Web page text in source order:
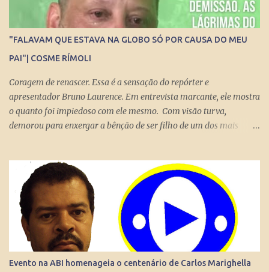
"FALAVAM QUE ESTAVA NA GLOBO SÓ POR CAUSA DO MEU
PAI"| COSME RÍMOLI
Coragem de renascer. Essa é a sensação do repórter e
apresentador Bruno Laurence. Em entrevista marcante, ele mostra
o quanto foi impiedoso com ele mesmo. Com visão turva,
demorou para enxergar a bênção de ser filho de um dos mais
pela regionalização do Globo Esporte, criador dos programas
Grandes Momentos do Esporte e Cartão Verde, entre inúmeros
feitos. Bruno queria fugir da comparação. Tentou ser jogador de
basquete. Mas o jornalismo esportivo estava nas suas veias. Foi
inevitável. Talentoso, impôs seu estilo direto de fazer grandes
entrevistas. Sua cultura esportiva e o domínio de idiomas o colocou
diante de ídolos mundiais do esporte. Contratado pela Globo, sem
o pai saber, o que prova que não houve nepotismo, se tornou um
Evento na ABI homenageia o centenário de Carlos Marighella